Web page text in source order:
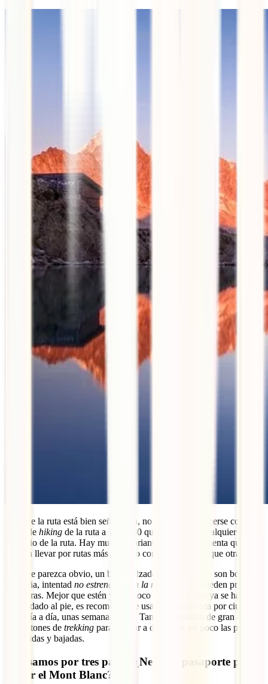
Aunque la ruta está bien señalizada, no está de más hacerse con el
mapa de hiking de la ruta a 1:50.000 que venden en cualquier punto
de inicio de la ruta. Hay muchas variantes a tener en cuenta que te
pueden llevar por rutas más largas o con más desnivel que otras.
Aunque parezca obvio, un buen calzado es esencial. Si son botas de
montaña, intentad no estrenarlas en la ruta
, porque pueden producir
rozaduras. Mejor que estén ya un poco viajadas y que ya se hayan
acomodado al pie, es recomendable usarlas aunque sea por ciudad y
en el día a día, unas semanas antes. También resultan de gran ayuda
los bastones de trekking para ayudar a descargar un poco las piernas
en subidas y bajadas.
Y pasamos por tres países ¿Necesito pasaporte para
visitar el Mont Blanc?